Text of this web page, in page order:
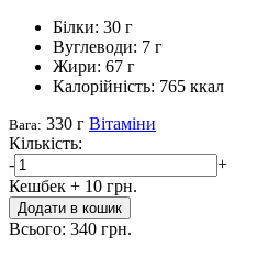
Білки: 30 г
Вуглеводи: 7 г
Жири: 67 г
Калорійність: 765 ккал
Вага: 330 г Вітаміни
Кількість:
-
+
Кешбек + 10 грн.
Додати в кошик
Всього: 340 грн.